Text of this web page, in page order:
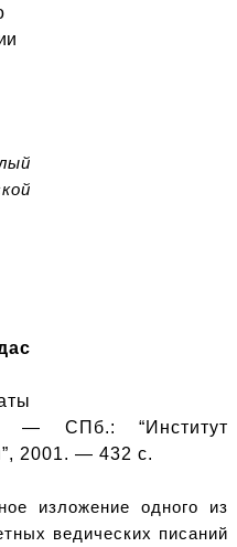
— СПб.: “Институт
2001. — 432 с.
изложение одного из
ведических писаний